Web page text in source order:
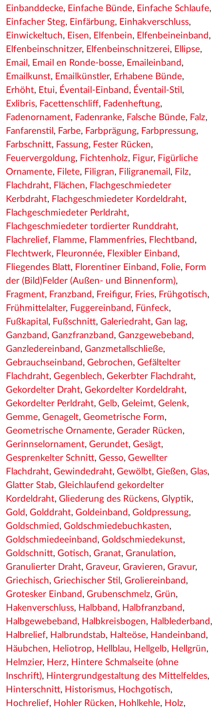
Einbanddecke, Einfache Bünde, Einfache Schlaufe,
Einfacher Steg, Einfärbung, Einhakverschluss,
Einwickeltuch, Eisen, Elfenbein, Elfenbeineinband ,
Elfenbeinschnitzer, Elfenbeinschnitzerei, Ellipse,
Email , Email en Ronde-bosse, Emaileinband ,
Emailkunst, Emailkünstler, Erhabene Bünde,
Erhöht, Etui, Éventail-Einband , Éventail-Stil ,
Exlibris, Facettenschliff, Fadenheftung,
Fadenornament, Fadenranke, Falsche Bünde, Falz,
Fanfarenstil , Farbe, Farbprägung, Farbpressung,
Farbschnitt, Fassung, Fester Rücken,
Feuervergoldung, Fichtenholz, Figur, Figürliche
Ornamente, Filete, Filigran, Filigranemail , Filz,
Flachdraht, Flächen, Flachgeschmiedeter
Kerbdraht, Flachgeschmiedeter Kordeldraht,
Flachgeschmiedeter Perldraht,
Flachgeschmiedeter tordierter Runddraht,
Flachrelief, Flamme, Flammenfries, Flechtband ,
Flechtwerk, Fleuronnée, Flexibler Einband ,
Fliegendes Blatt, Florentiner Einband , Folie, Form
der (Bild)Felder (Außen- und Binnenform),
Fragment, Franzband , Freifigur, Fries, Frühgotisch,
Frühmittelalter, Fuggereinband , Fünfeck,
Fußkapital , Fußschnitt, Galeriedraht, Gan lag,
Ganzband , Ganzfranzband , Ganzgewebeband ,
Ganzledereinband , Ganzmetallschließe,
Gebrauchseinband , Gebrochen, Gefältelter
Flachdraht, Gegenblech, Gekerbter Flachdraht,
Gekordelter Draht, Gekordelter Kordeldraht,
Gekordelter Perldraht, Gelb, Geleimt, Gelenk,
Gemme, Genagelt, Geometrische Form,
Geometrische Ornamente, Gerader Rücken,
Gerinnselornament, Gerundet, Gesägt,
Gesprenkelter Schnitt, Gesso, Gewellter
Flachdraht, Gewindedraht, Gewölbt, Gießen, Glas,
Glatter Stab, Gleichlaufend gekordelter
Kordeldraht, Gliederung des Rückens, Glyptik,
Gold , Golddraht, Goldeinband , Goldpressung,
Goldschmied , Goldschmiedebuchkasten,
Goldschmiedeeinband , Goldschmiedekunst,
Goldschnitt, Gotisch, Granat, Granulation,
Granulierter Draht, Graveur, Gravieren, Gravur,
Griechisch, Griechischer Stil , Groliereinband ,
Grotesker Einband , Grubenschmelz, Grün,
Hakenverschluss, Halbband , Halbfranzband ,
Halbgewebeband , Halbkreisbogen, Halblederband ,
Halbrelief, Halbrundstab, Halteöse, Handeinband ,
Häubchen, Heliotrop, Hellblau, Hellgelb, Hellgrün,
Helmzier, Herz, Hintere Schmalseite (ohne
Inschrift), Hintergrundgestaltung des Mittelfeldes,
Hinterschnitt, Historismus, Hochgotisch,
Hochrelief, Hohler Rücken, Hohlkehle, Holz,